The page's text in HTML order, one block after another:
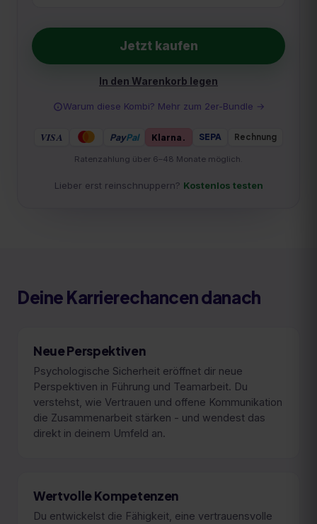
Jetzt kaufen
In den Warenkorb legen
Warum diese Kombi? Mehr zum 2er-Bundle →
VISA PayPal Klarna. SEPA Rechnung
Ratenzahlung über 6–48 Monate möglich.
Lieber erst reinschnuppern? Kostenlos testen
Deine Karrierechancen danach
Neue Perspektiven
Psychologische Sicherheit eröffnet dir neue
Perspektiven in Führung und Teamarbeit. Du
verstehst, wie Vertrauen und offene Kommunikation
die Zusammenarbeit stärken - und wendest das
direkt in deinem Umfeld an.
Wertvolle Kompetenzen
Du entwickelst die Fähigkeit, eine vertrauensvolle